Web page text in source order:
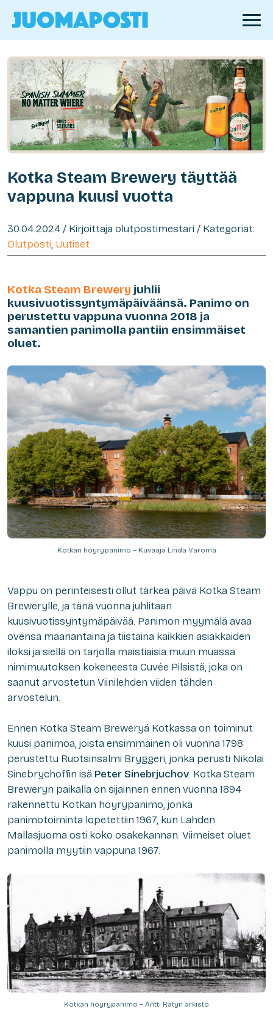
Kotka Steam Brewery täyttää
vappuna kuusi vuotta
30.04.2024 / Kirjoittaja olutpostimestari / Kategoriat:
Olutposti, Uutiset
Kotka Steam Brewery juhlii
kuusivuotissyntymäpäiväänsä. Panimo on
perustettu vappuna vuonna 2018 ja
samantien panimolla pantiin ensimmäiset
oluet.
Kotkan höyrypanimo – Kuvaaja Linda Varoma
Vappu on perinteisesti ollut tärkeä päivä Kotka Steam
Brewerylle, ja tänä vuonna juhlitaan
kuusivuotissyntymäpäivää. Panimon myymälä avaa
ovensa maanantaina ja tiistaina kaikkien asiakkaiden
iloksi ja siellä on tarjolla maistiaisia muun muassa
nimimuutoksen kokeneesta Cuvée Pilsistä, joka on
saanut arvostetun Viinilehden viiden tähden
arvostelun.
Ennen Kotka Steam Breweryä Kotkassa on toiminut
kuusi panimoa, joista ensimmäinen oli vuonna 1798
perustettu Ruotsinsalmi Bryggeri, jonka perusti Nikolai
Sinebrychoffin isä Peter Sinebrjuchov. Kotka Steam
Breweryn paikalla on sijainnen ennen vuonna 1894
rakennettu Kotkan höyrypanimo, jonka
panimotoiminta lopetettiin 1967, kun Lahden
Mallasjuoma osti koko osakekannan. Viimeiset oluet
panimolla myytiin vappuna 1967.
Kotkan höyrypanimo – Antti Rätyn arkisto